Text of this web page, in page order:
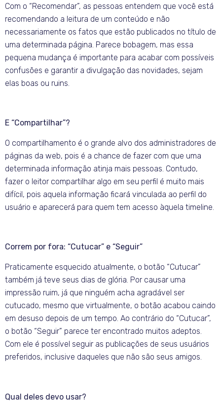
Com o “Recomendar”, as pessoas entendem que você está
recomendando a leitura de um conteúdo e não
necessariamente os fatos que estão publicados no título de
uma determinada página. Parece bobagem, mas essa
pequena mudança é importante para acabar com possíveis
confusões e garantir a divulgação das novidades, sejam
elas boas ou ruins.
E “Compartilhar”?
O compartilhamento é o grande alvo dos administradores de
páginas da web, pois é a chance de fazer com que uma
determinada informação atinja mais pessoas. Contudo,
fazer o leitor compartilhar algo em seu perfil é muito mais
difícil, pois aquela informação ficará vinculada ao perfil do
usuário e aparecerá para quem tem acesso àquela timeline.
Correm por fora: “Cutucar” e “Seguir”
Praticamente esquecido atualmente, o botão “Cutucar”
também já teve seus dias de glória. Por causar uma
impressão ruim, já que ninguém acha agradável ser
cutucado, mesmo que virtualmente, o botão acabou caindo
em desuso depois de um tempo. Ao contrário do “Cutucar”,
o botão “Seguir” parece ter encontrado muitos adeptos.
Com ele é possível seguir as publicações de seus usuários
preferidos, inclusive daqueles que não são seus amigos.
Qual deles devo usar?